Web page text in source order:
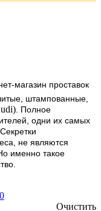
магазин проставок
штампованные,
. Полное
одни их самых
не являются
именно такое
Очистить